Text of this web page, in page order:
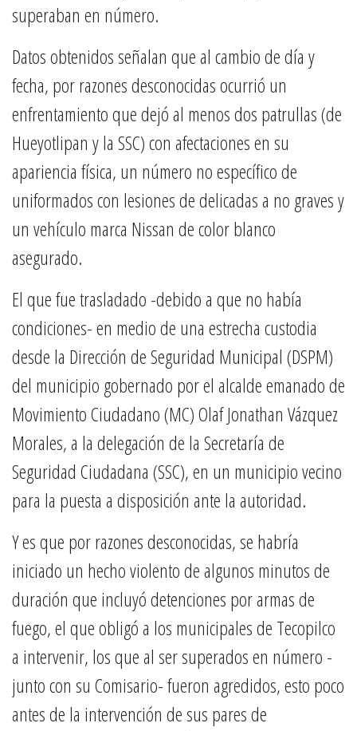
superaban en número.
Datos obtenidos señalan que al cambio de día y
fecha, por razones desconocidas ocurrió un
enfrentamiento que dejó al menos dos patrullas (de
Hueyotlipan y la SSC) con afectaciones en su
apariencia física, un número no específico de
uniformados con lesiones de delicadas a no graves y
un vehículo marca Nissan de color blanco
asegurado.
El que fue trasladado -debido a que no había
condiciones- en medio de una estrecha custodia
desde la Dirección de Seguridad Municipal (DSPM)
del municipio gobernado por el alcalde emanado de
Movimiento Ciudadano (MC) Olaf Jonathan Vázquez
Morales, a la delegación de la Secretaría de
Seguridad Ciudadana (SSC), en un municipio vecino
para la puesta a disposición ante la autoridad.
Y es que por razones desconocidas, se habría
iniciado un hecho violento de algunos minutos de
duración que incluyó detenciones por armas de
fuego, el que obligó a los municipales de Tecopilco
a intervenir, los que al ser superados en número -
junto con su Comisario- fueron agredidos, esto poco
antes de la intervención de sus pares de